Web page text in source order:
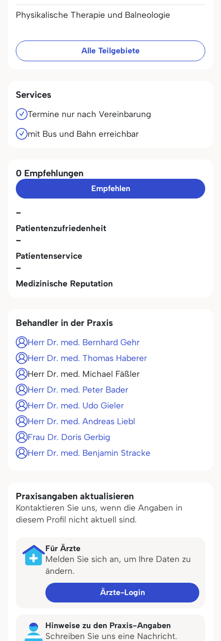
Physikalische Therapie und Balneologie
Alle Teilgebiete
Services
Termine nur nach Vereinbarung
mit Bus und Bahn erreichbar
0 Empfehlungen
Empfehlen
-
Patientenzufriedenheit
-
Patientenservice
-
Medizinische Reputation
Behandler in der Praxis
Herr Dr. med. Bernhard Gehr
Herr Dr. med. Thomas Haberer
Herr Dr. med. Michael Fäßler
Herr Dr. med. Peter Bader
Herr Dr. med. Udo Gieler
Herr Dr. med. Andreas Liebl
Frau Dr. Doris Gerbig
Herr Dr. med. Benjamin Stracke
Praxisangaben aktualisieren
Kontaktieren Sie uns, wenn die Angaben in
diesem Profil nicht aktuell sind.
Für Ärzte
Melden Sie sich an, um Ihre Daten zu
ändern.
Ärzte-Login
Hinweise zu den Praxis-Angaben
Schreiben Sie uns eine Nachricht.